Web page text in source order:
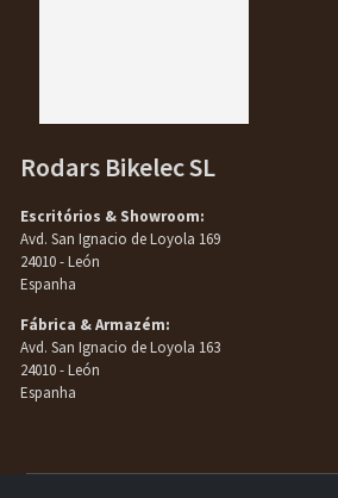
Rodars Bikelec SL
Escritórios & Showroom:
Avd. San Ignacio de Loyola 169
24010 - León
Espanha
Fábrica & Armazém:
Avd. San Ignacio de Loyola 163
24010 - León
Espanha